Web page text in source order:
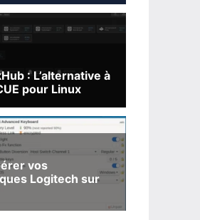
: L’alternative à
pour Linux
vos
Logitech sur